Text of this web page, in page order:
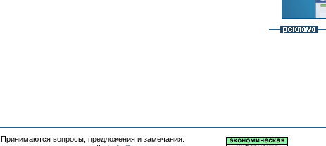
Принимаются вопросы, предложения и замечания: